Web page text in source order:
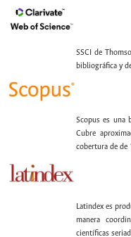
SSCI de
bibliográfica y
Scopus es una
Cubre
cobertura de de
Latindex es
manera
científicas